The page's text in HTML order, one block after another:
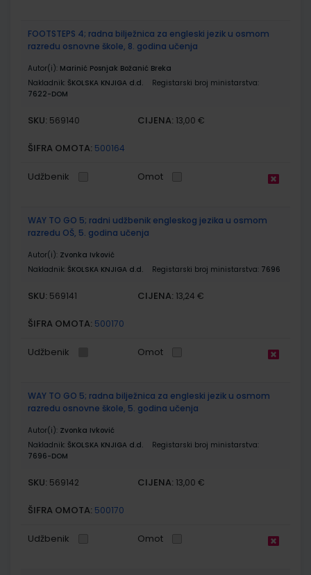
FOOTSTEPS 4; radna bilježnica za engleski jezik u osmom
razredu osnovne škole, 8. godina učenja
Autor(i): Marinić Posnjak Božanić Breka
Nakladnik: ŠKOLSKA KNJIGA d.d.
Registarski broj ministarstva:
7622-DOM
SKU: 569140 CIJENA: 13,00 €
ŠIFRA OMOTA: 500164
Udžbenik Omot
WAY TO GO 5; radni udžbenik engleskog jezika u osmom
razredu OŠ, 5. godina učenja
Autor(i): Zvonka Ivković
Nakladnik: ŠKOLSKA KNJIGA d.d. Registarski broj ministarstva: 7696
SKU: 569141 CIJENA: 13,24 €
ŠIFRA OMOTA: 500170
Udžbenik Omot
WAY TO GO 5; radna bilježnica za engleski jezik u osmom
razredu osnovne škole, 5. godina učenja
Autor(i): Zvonka Ivković
Nakladnik: ŠKOLSKA KNJIGA d.d.
Registarski broj ministarstva:
7696-DOM
SKU: 569142 CIJENA: 13,00 €
ŠIFRA OMOTA: 500170
Udžbenik Omot